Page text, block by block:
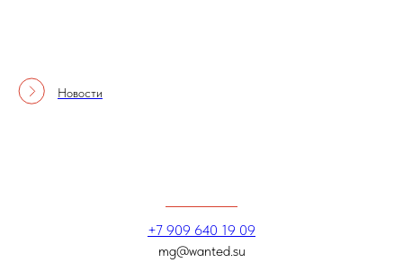
Новости
+7 909 640 19 09
mg@wanted.su